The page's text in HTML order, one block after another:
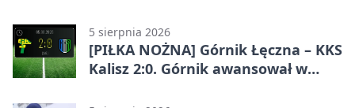
5 sierpnia 2026
[PIŁKA NOŻNA] Górnik Łęczna – KKS
Kalisz 2:0. Górnik awansował w